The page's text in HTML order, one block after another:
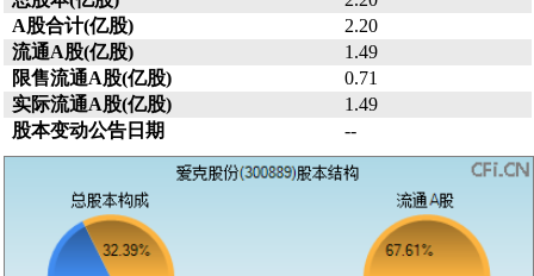
A股合计(亿股)
2.20
流通A股(亿股)
1.49
限售流通A股(亿股)
0.71
实际流通A股(亿股)
1.49
股本变动公告日期
--